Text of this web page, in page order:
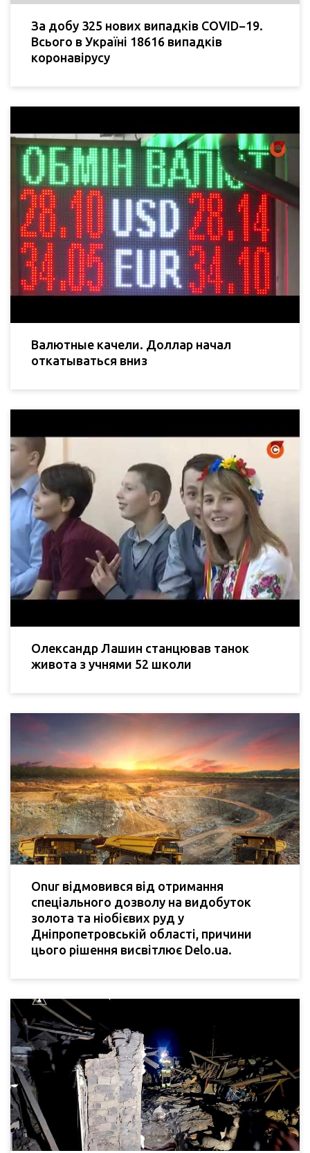
За добу 325 нових випадків COVID−19.
Всього в Україні 18616 випадків
коронавірусу
Валютные качели. Доллар начал
откатываться вниз
Олександр Лашин станцював танок
живота з учнями 52 школи
Onur відмовився від отримання
спеціального дозволу на видобуток
золота та ніобієвих руд у
Дніпропетровській області, причини
цього рішення висвітлює Delo.ua.